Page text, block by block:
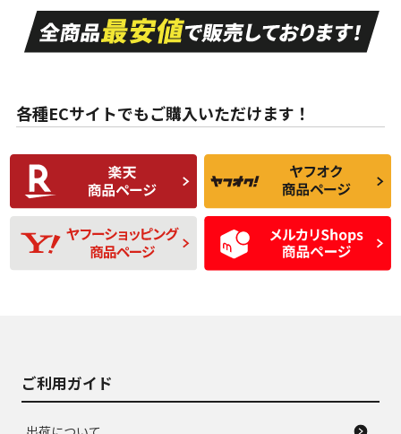
A
走行距離も少なく、
目立つ傷もほとんど
ない中古品
A
走行距離も少なく、
非常に状態の良い中
古品
な中古品
んどない中古品
C
比較的きれいな中古
品
C
られるが、使用に問
題のない中古品
D
使用感や目立つ傷が
あり、一般的な中古
品
D
残り溝も少なく、偏
磨耗がみられ、短期
間使用できるくらい
の中古品
各種ECサイトでもご購入いただけます！
ご利用ガイド